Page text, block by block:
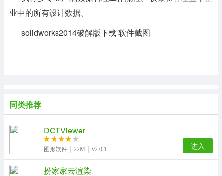
业中的所有设计数据。
solidworks2014破解版下载 软件截图
同类推荐
DCTViewer
图形软件 22M v2.0.1 进入
扮家家云渲染